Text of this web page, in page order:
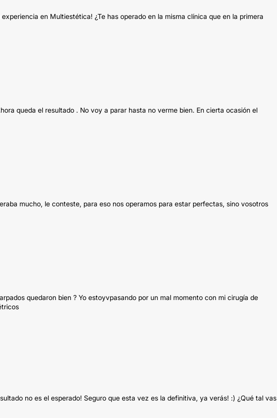
en Multiestética! ¿Te has operado en la misma clínica que en la primera
queda el resultado . No voy a parar hasta no verme bien. En cierta ocasión el
mucho, le conteste, para eso nos operamos para estar perfectas, sino vosotros
quedaron bien ? Yo estoyvpasando por un mal momento con mi cirugía de
no es el esperado! Seguro que esta vez es la definitiva, ya verás! :) ¿Qué tal vas